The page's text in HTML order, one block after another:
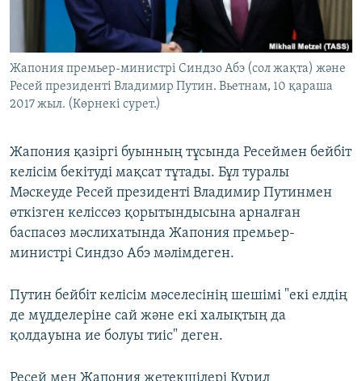
ЖАЗЫЛЫҢЫЗ
Басқа тілдерде
Жапония премьер-министрі Синдзо Абэ (сол жақта) және
Ресей президенті Владимир Путин. Вьетнам, 10 қараша
2017 жыл. (Көрнекі сурет.)
Жапония қазіргі буынның тұсында Ресеймен бейбіт
келісім бекітуді мақсат тұтады. Бұл туралы
Мәскеуде Ресей президенті Владимир Путинмен
өткізген келіссөз қорытындысына арналған
баспасөз мәслихатында Жапония премьер-
министрі Синдзо Абэ мәлімдеген.
Путин бейбіт келісім мәселесінің шешімі "екі елдің
де мүдделеріне сай және екі халықтың да
қолдауына ие болуы тиіс" деген.